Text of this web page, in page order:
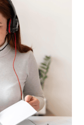
за
та
дуже
який час
ваш час,
заново